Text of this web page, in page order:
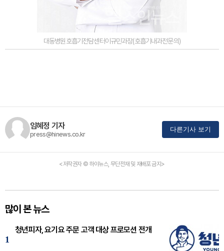
대동병원호흡기전담센터이규민과장(호흡기내과전문의)
임혜정 기자
press@hinews.co.kr
다른기사 보기
<저작권자 © 하이뉴스, 무단전재 및 재배포 금지>
많이 본 뉴스
1
청년피자, 요기요 주문 고객 대상 프로모션 전개